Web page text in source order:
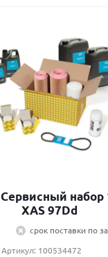
набор
XAS 97Dd
срок поставки по
Артикул: 100534472